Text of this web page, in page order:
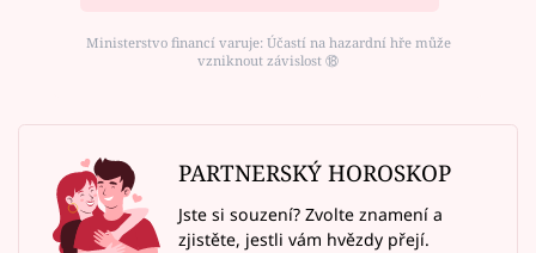
Ministerstvo financí varuje: Účastí na hazardní hře může
vzniknout závislost ⑱
PARTNERSKÝ HOROSKOP
Jste si souzení? Zvolte znamení a
zjistěte, jestli vám hvězdy přejí.